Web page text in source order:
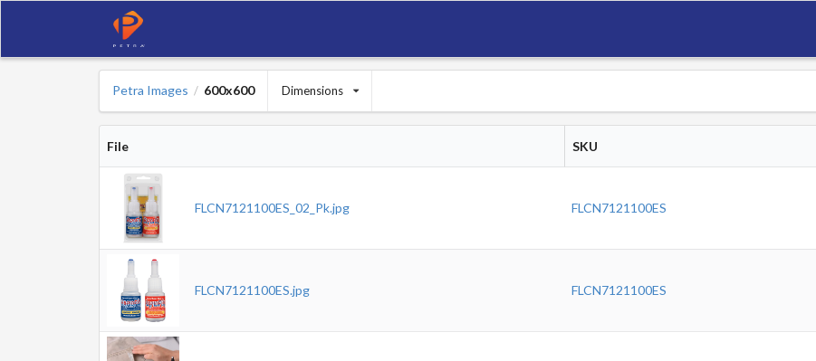
Petra Images / 600x600 Dimensions
File SKU
FLCN7121100ES_02_Pk.jpg FLCN7121100ES
FLCN7121100ES.jpg FLCN7121100ES